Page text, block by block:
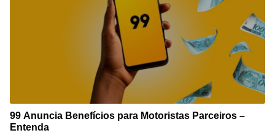
99 Anuncia Benefícios para Motoristas Parceiros –
Entenda